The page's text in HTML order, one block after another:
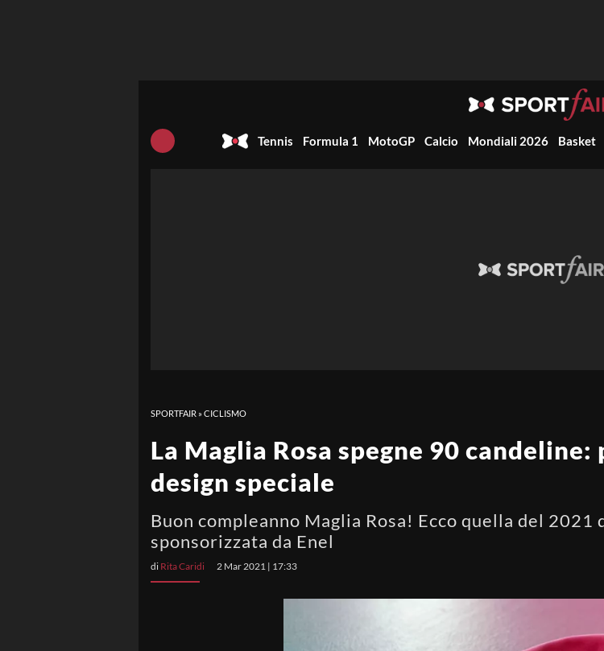
Tennis Formula 1 MotoGP Calcio Mondiali 2026 Basket
SPORTFAIR »CICLISMO
La Maglia Rosa spegne 90
design speciale
Buon compleanno Maglia Rosa! Ecco quella del
sponsorizzata da Enel
di Rita Caridi 2 Mar 2021 | 17:33